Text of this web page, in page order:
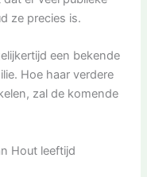
ze precies is.
een bekende
Hoe haar verdere
zal de komende
Hout leeftijd